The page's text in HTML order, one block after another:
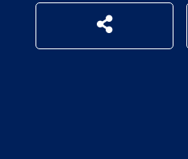
udostępnij na